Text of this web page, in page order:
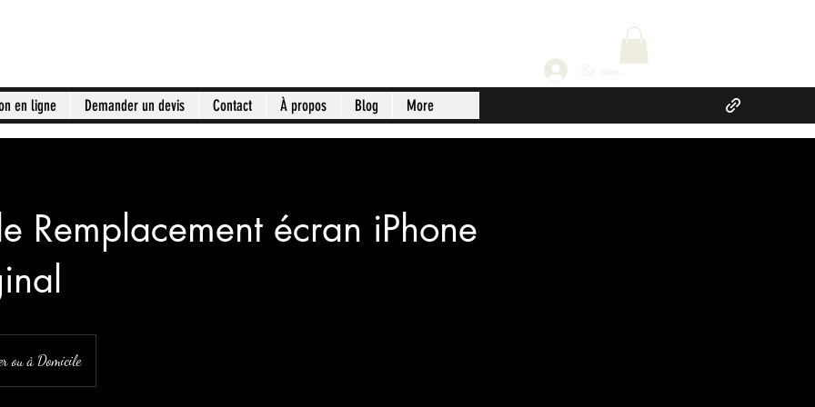
en ligne Demander un devis Contact À propos Blog More
Se connecter
Remplacement écran iPhone
ou à Domicile